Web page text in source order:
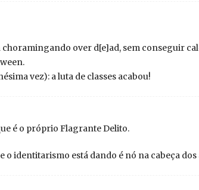
over d[e]ad, sem conseguir
vez): a luta de classes acabou!
é o próprio Flagrante Delito.
o identitarismo está dando é nó na cabeça